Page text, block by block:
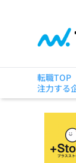
転職TOP
注力する